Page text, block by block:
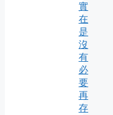
實
在
是
沒
有
必
要
再
存